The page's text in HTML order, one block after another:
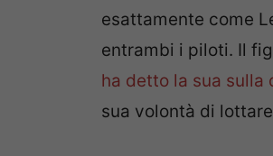
esattamente come
entrambi i piloti. Il
ha detto la sua sulla
sua volontà di